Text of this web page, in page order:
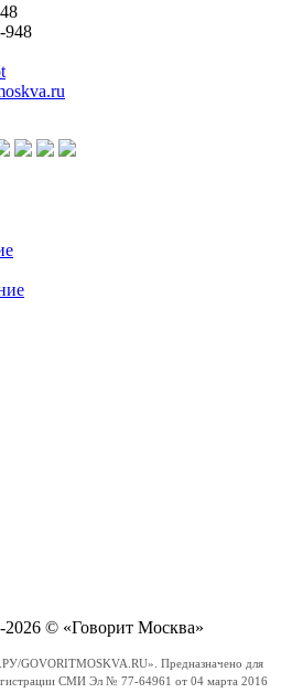
948
© «Говорит Москва»
GOVORITMOSKVA.RU». Предназначено для
СМИ Эл № 77-64961 от 04 марта 2016